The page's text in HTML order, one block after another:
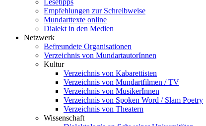
Lesetipps
Empfehlungen zur Schreibweise
Mundarttexte online
Dialekt in den Medien
Netzwerk
Befreundete Organisationen
Verzeichnis von MundartautorInnen
Kultur
Verzeichnis von Kabarettisten
Verzeichnis von Mundartfilmen / TV
Verzeichnis von MusikerInnen
Verzeichnis von Spoken Word / Slam Poetry
Verzeichnis von Theatern
Wissenschaft